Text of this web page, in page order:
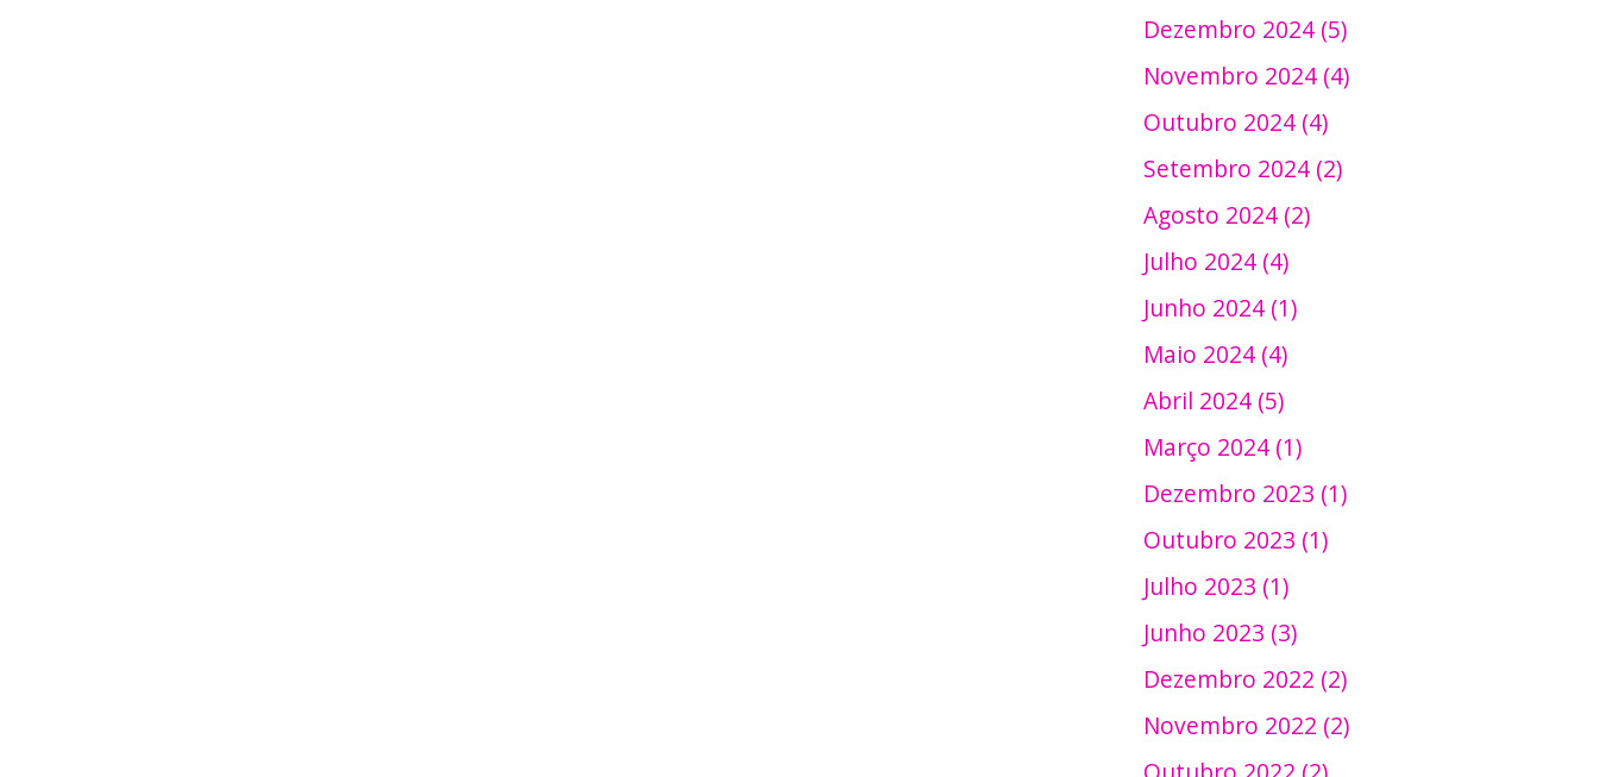
Dezembro 2024 (5)
Novembro 2024 (4)
Outubro 2024 (4)
Setembro 2024 (2)
Agosto 2024 (2)
Julho 2024 (4)
Junho 2024 (1)
Maio 2024 (4)
Abril 2024 (5)
Março 2024 (1)
Dezembro 2023 (1)
Outubro 2023 (1)
Julho 2023 (1)
Junho 2023 (3)
Dezembro 2022 (2)
Novembro 2022 (2)